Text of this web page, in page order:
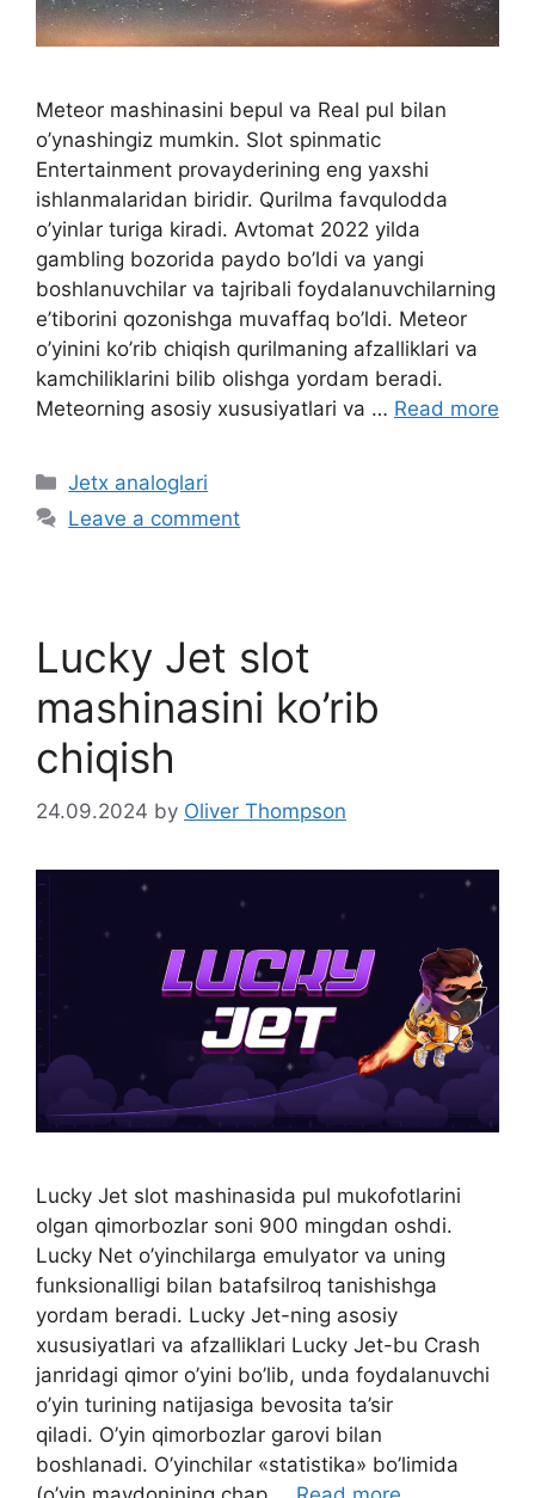
Meteor mashinasini bepul va Real pul bilan
o’ynashingiz mumkin. Slot spinmatic
Entertainment provayderining eng yaxshi
ishlanmalaridan biridir. Qurilma favqulodda
o’yinlar turiga kiradi. Avtomat 2022 yilda
gambling bozorida paydo bo’ldi va yangi
boshlanuvchilar va tajribali foydalanuvchilarning
e’tiborini qozonishga muvaffaq bo’ldi. Meteor
o’yinini ko’rib chiqish qurilmaning afzalliklari va
kamchiliklarini bilib olishga yordam beradi.
Meteorning asosiy xususiyatlari va … Read more
C
a
e
s
Jetx analoglari
Leave a comment
Lucky Jet slot
mashinasini ko’rib
chiqish
24.09.2024 by Oliver Thompson
Lucky Jet slot mashinasida pul mukofotlarini
olgan qimorbozlar soni 900 mingdan oshdi.
Lucky Net o’yinchilarga emulyator va uning
funksionalligi bilan batafsilroq tanishishga
yordam beradi. Lucky Jet-ning asosiy
xususiyatlari va afzalliklari Lucky Jet-bu Crash
janridagi qimor o’yini bo’lib, unda foydalanuvchi
o’yin turining natijasiga bevosita ta’sir
qiladi. O’yin qimorbozlar garovi bilan
boshlanadi. O’yinchilar «statistika» bo’limida